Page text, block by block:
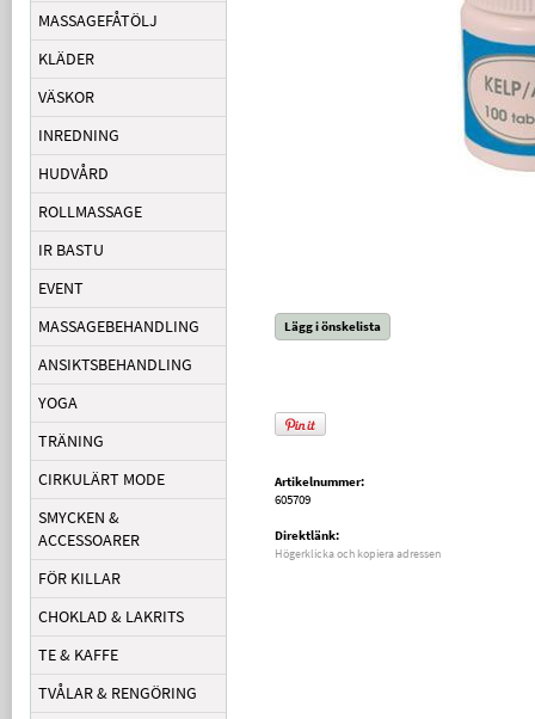
MASSAGEFÅTÖLJ
KLÄDER
VÄSKOR
INREDNING
HUDVÅRD
ROLLMASSAGE
IR BASTU
EVENT
MASSAGEBEHANDLING
ANSIKTSBEHANDLING
YOGA
TRÄNING
CIRKULÄRT MODE
SMYCKEN &
ACCESSOARER
FÖR KILLAR
CHOKLAD & LAKRITS
TE & KAFFE
TVÅLAR & RENGÖRING
Lägg i önskelista
Artikelnummer:
605709
Direktlänk:
Högerklicka och kopiera adressen